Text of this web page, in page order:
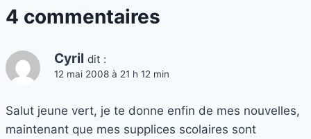
4 commentaires
Cyril dit :
12 mai 2008 à 21 h 12 min
Salut jeune vert, je te donne enfin de mes nouvelles,
maintenant que mes supplices scolaires sont